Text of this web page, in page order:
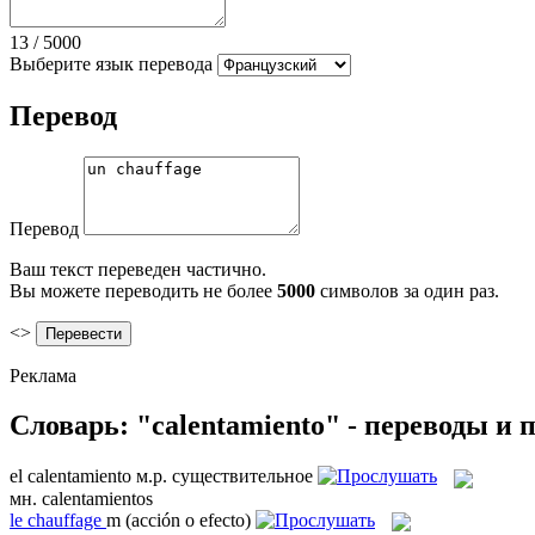
13 / 5000
Выберите язык перевода
Перевод
Перевод
Ваш текст переведен частично.
Вы можете переводить не более 5000 символов за один раз.
<>
Реклама
Словарь: "calentamiento" - переводы и
el calentamiento м.р. существительное
мн. calentamientos
le chauffage m (acción o efecto)